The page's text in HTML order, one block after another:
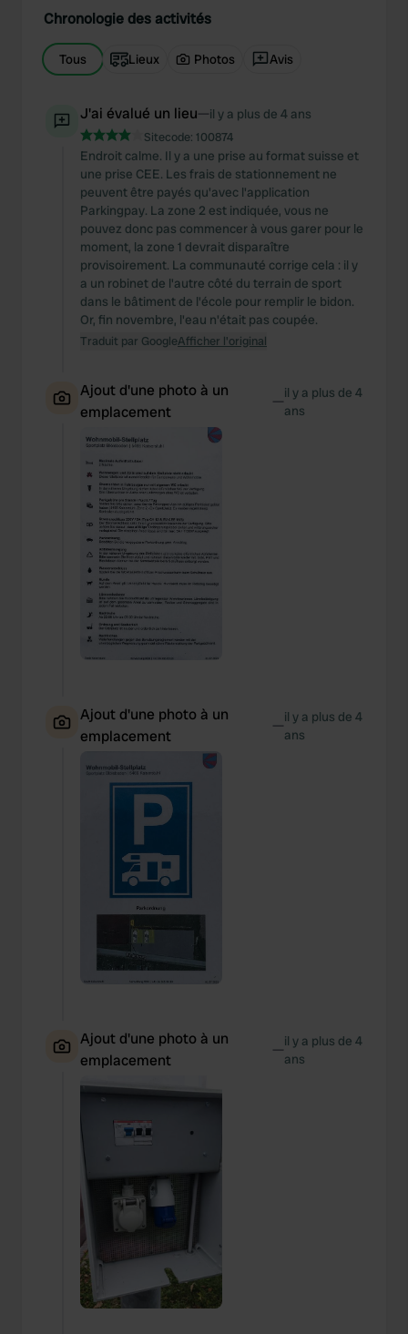
Chronologie des activités
Tous Lieux Photos Avis
J'ai évalué un lieu—il y a plus de 4 ans
Sitecode: 100874
Endroit calme. Il y a une prise au format suisse et
une prise CEE. Les frais de stationnement ne
peuvent être payés qu'avec l'application
Parkingpay. La zone 2 est indiquée, vous ne
pouvez donc pas commencer à vous garer pour le
moment, la zone 1 devrait disparaître
provisoirement. La communauté corrige cela : il y
a un robinet de l'autre côté du terrain de sport
dans le bâtiment de l'école pour remplir le bidon.
Or, fin novembre, l'eau n'était pas coupée.
Traduit par GoogleAfficher l'original
Ajout d'une photo à un
emplacement
—il y a plus de 4
ans
Ajout d'une photo à un
emplacement
—il y a plus de 4
ans
Ajout d'une photo à un
emplacement
—il y a plus de 4
ans